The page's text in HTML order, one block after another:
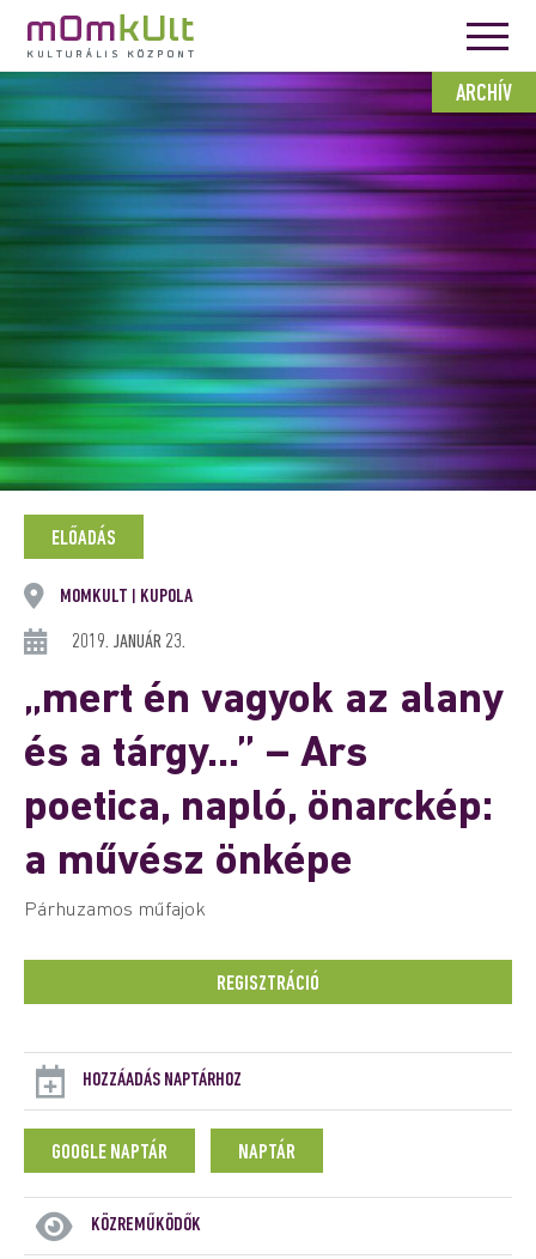
ARCHÍV
ELŐADÁS
MOMKULT KUPOLA
2019. JANUÁR 23.
„mert én vagyok az alany
és a tárgy…” – Ars
poetica, napló, önarckép:
a művész önképe
Párhuzamos műfajok
REGISZTRÁCIÓ
HOZZÁADÁS NAPTÁRHOZ
GOOGLE NAPTÁR NAPTÁR
KÖZREMŰKÖDŐK